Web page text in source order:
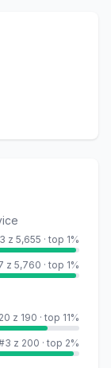
z 5,655 · top 1%
z 5,760 · top 1%
z 190 · top 11%
z 200 · top 2%